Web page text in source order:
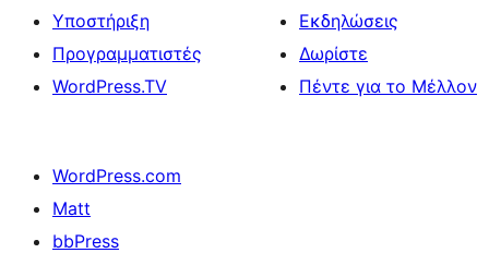
Υποστήριξη
Προγραμματιστές
WordPress.TV
Εκδηλώσεις
Δωρίστε
Πέντε για το Μέλλον
WordPress.com
Matt
bbPress